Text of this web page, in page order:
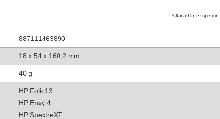
Saltar a: Parte superior |
887111463890
18 x 54 x 160,2 mm
40 g
HP Folio13
HP Envy 4
HP SpectreXT